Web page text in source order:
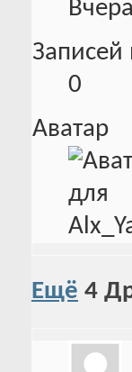
Вчера
Записей
0
Аватар
Ещё 4